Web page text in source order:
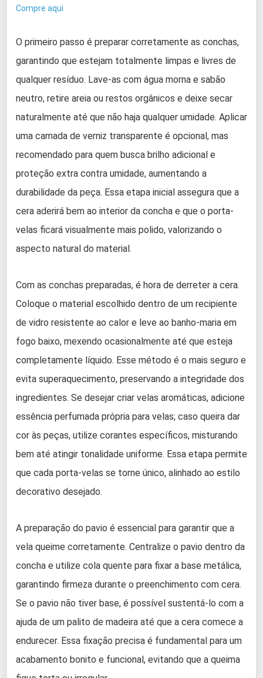
Compre aqui
O primeiro passo é preparar corretamente as conchas,
garantindo que estejam totalmente limpas e livres de
qualquer resíduo. Lave-as com água morna e sabão
neutro, retire areia ou restos orgânicos e deixe secar
naturalmente até que não haja qualquer umidade. Aplicar
uma camada de verniz transparente é opcional, mas
recomendado para quem busca brilho adicional e
proteção extra contra umidade, aumentando a
durabilidade da peça. Essa etapa inicial assegura que a
cera aderirá bem ao interior da concha e que o porta-
velas ficará visualmente mais polido, valorizando o
aspecto natural do material.
Com as conchas preparadas, é hora de derreter a cera.
Coloque o material escolhido dentro de um recipiente
de vidro resistente ao calor e leve ao banho-maria em
fogo baixo, mexendo ocasionalmente até que esteja
completamente líquido. Esse método é o mais seguro e
evita superaquecimento, preservando a integridade dos
ingredientes. Se desejar criar velas aromáticas, adicione
essência perfumada própria para velas; caso queira dar
cor às peças, utilize corantes específicos, misturando
bem até atingir tonalidade uniforme. Essa etapa permite
que cada porta-velas se torne único, alinhado ao estilo
decorativo desejado.
A preparação do pavio é essencial para garantir que a
vela queime corretamente. Centralize o pavio dentro da
concha e utilize cola quente para fixar a base metálica,
garantindo firmeza durante o preenchimento com cera.
Se o pavio não tiver base, é possível sustentá-lo com a
ajuda de um palito de madeira até que a cera comece a
endurecer. Essa fixação precisa é fundamental para um
acabamento bonito e funcional, evitando que a queima